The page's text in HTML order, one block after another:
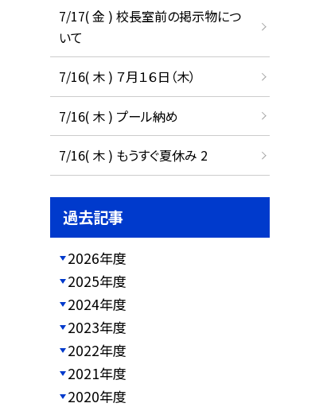
7/17( 金 ) 校長室前の掲示物につ
いて
7/16( 木 ) ７月１６日（木）
7/16( 木 ) プール納め
7/16( 木 ) もうすぐ夏休み 2
過去記事
2026年度
2025年度
2024年度
2023年度
2022年度
2021年度
2020年度